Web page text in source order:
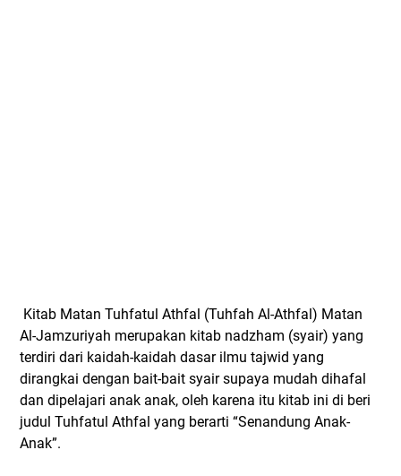
Kitab Matan Tuhfatul Athfal (Tuhfah Al-Athfal) Matan
Al-Jamzuriyah merupakan kitab nadzham (syair) yang
terdiri dari kaidah-kaidah dasar ilmu tajwid yang
dirangkai dengan bait-bait syair supaya mudah dihafal
dan dipelajari anak anak, oleh karena itu kitab ini di beri
judul Tuhfatul Athfal yang berarti “Senandung Anak-
Anak”.